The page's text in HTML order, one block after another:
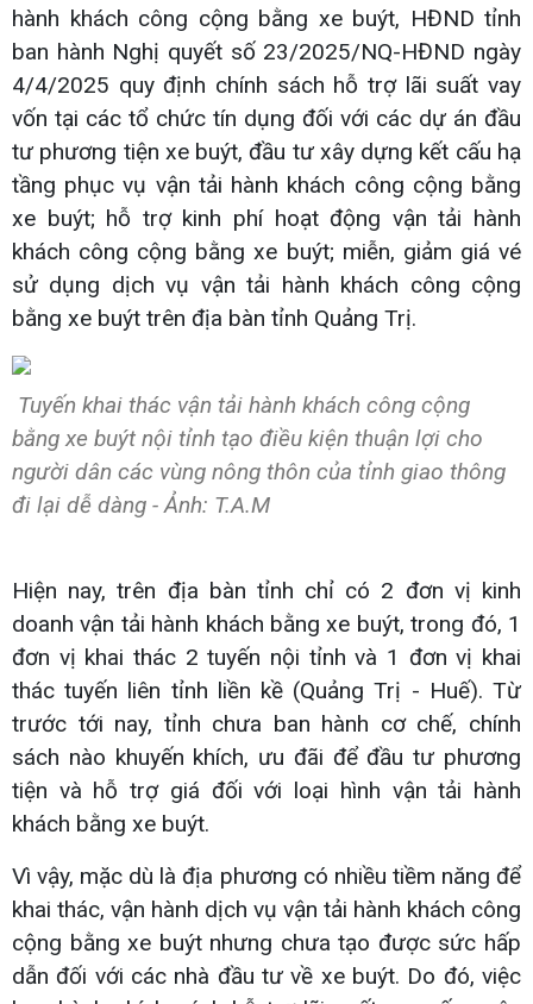
hành khách công cộng bằng xe buýt, HĐND tỉnh
ban hành Nghị quyết số 23/2025/NQ-HĐND ngày
4/4/2025 quy định chính sách hỗ trợ lãi suất vay
vốn tại các tổ chức tín dụng đối với các dự án đầu
tư phương tiện xe buýt, đầu tư xây dựng kết cấu hạ
tầng phục vụ vận tải hành khách công cộng bằng
xe buýt; hỗ trợ kinh phí hoạt động vận tải hành
khách công cộng bằng xe buýt; miễn, giảm giá vé
sử dụng dịch vụ vận tải hành khách công cộng
bằng xe buýt trên địa bàn tỉnh Quảng Trị.
Tuyến khai thác vận tải hành khách công cộng
bằng xe buýt nội tỉnh tạo điều kiện thuận lợi cho
người dân các vùng nông thôn của tỉnh giao thông
đi lại dễ dàng - Ảnh: T.A.M
Hiện nay, trên địa bàn tỉnh chỉ có 2 đơn vị kinh
doanh vận tải hành khách bằng xe buýt, trong đó, 1
đơn vị khai thác 2 tuyến nội tỉnh và 1 đơn vị khai
thác tuyến liên tỉnh liền kề (Quảng Trị - Huế). Từ
trước tới nay, tỉnh chưa ban hành cơ chế, chính
sách nào khuyến khích, ưu đãi để đầu tư phương
tiện và hỗ trợ giá đối với loại hình vận tải hành
khách bằng xe buýt.
Vì vậy, mặc dù là địa phương có nhiều tiềm năng để
khai thác, vận hành dịch vụ vận tải hành khách công
cộng bằng xe buýt nhưng chưa tạo được sức hấp
dẫn đối với các nhà đầu tư về xe buýt. Do đó, việc